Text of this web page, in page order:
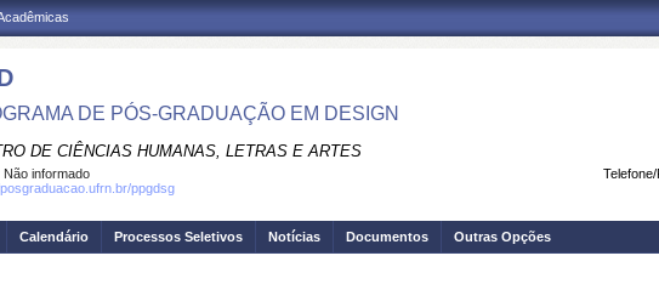
DE PÓS-GRADUAÇÃO EM DESIGN
DE CIÊNCIAS HUMANAS, LETRAS E ARTES
Telefone/
Não informado
ppgdsg
Calendário Processos Seletivos Notícias Documentos Outras Opções